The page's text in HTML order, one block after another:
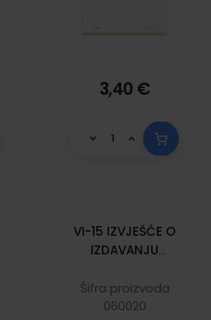
3,40 €
VI-15 IZVJEŠĆE O
IZDAVANJU
GORIVA I MAZIVA;
Blok 2 x 50 listova,
Šifra proizvoda
060020